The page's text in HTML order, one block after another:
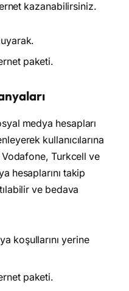
kazanabilirsiniz.
paketi.
medya hesapları
kullanıcılarına
Turkcell ve
hesaplarını takip
ve bedava
koşullarını yerine
paketi.